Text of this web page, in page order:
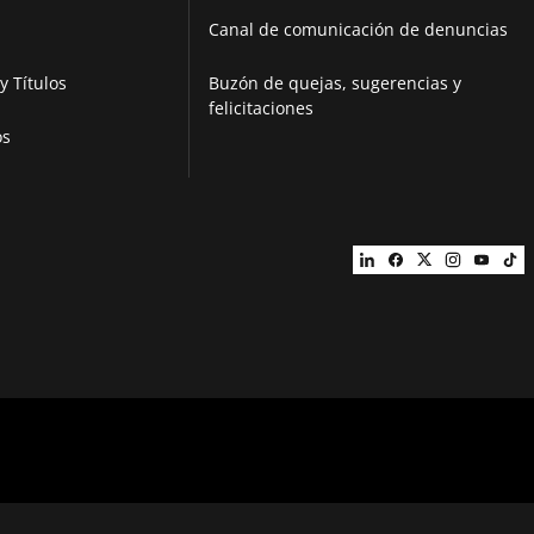
Títulos
Canal de comunicación de denuncias
Buzón de quejas, sugerencias y
felicitaciones